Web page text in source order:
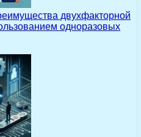
двухфакторной
одноразовых